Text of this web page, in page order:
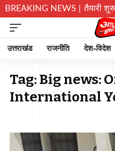
BREAKING NEWS |
के पुनर्निर्माण की तैयारी शुरू,
उत्तराखंड राजनीति देश-विदेश
Tag:Big news:
International